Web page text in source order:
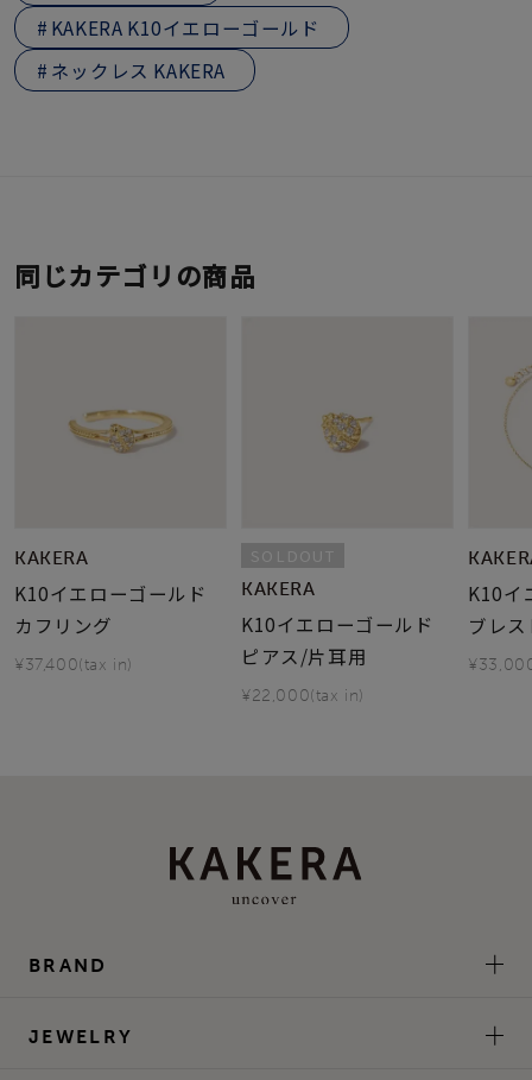
KAKERA K10イエローゴールド
ネックレス KAKERA
同じカテゴリの商品
KAKERA
K10イエローゴールド
カフリング
¥37,400(tax in)
SOLDOUT
KAKERA
K10イエローゴールド
ピアス/片耳用
¥22,000(tax in)
K10イ
ブレ
BRAND
JEWELRY